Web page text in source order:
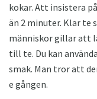
kokar. Att insistera
än 2 minuter. Klar te
människor gillar att
till te. Du kan
smak. Man tror att
e gången.